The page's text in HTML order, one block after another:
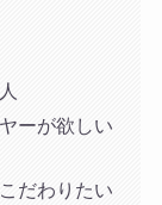
ーが欲しい
だわりたい